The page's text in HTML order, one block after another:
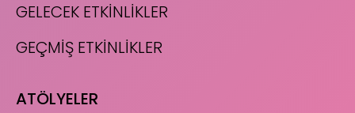
GELECEK ETKİNLİKLER
GEÇMİŞ ETKİNLİKLER
ATÖLYELER